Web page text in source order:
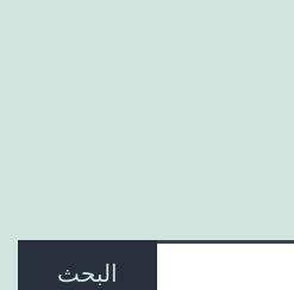
البحث